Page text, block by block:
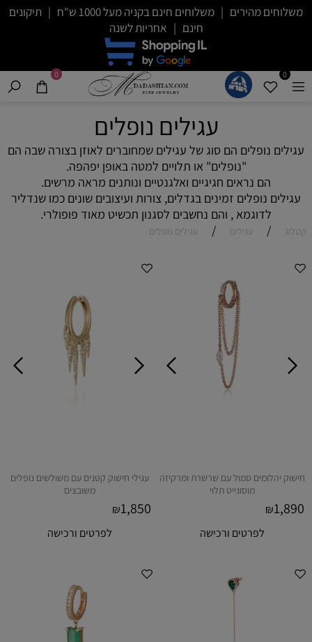
משלוחים מהירים | משלוחים חינם בקניה מעל 1000 ש"ח | תיקונים
חינם | אחריות לשנה
0
0
עגילים נופלים
עגילים נופלים הם סוג של עגילים שמחוברים לאוזן בצורה שבה הם
"נופלים" או תלויים למטה באופן יפהפה.
הם נראים חגיגיים ואלגנטיים ונותנים מראה מרשים.
עגילים נופלים זמינים בגדלים, צורות ועיצובים שונים כמו שנדליר
לדוגמא , והם נחשבים לסגנון תכשיט מאוד פופולרי.
קטלוג / עגילים / עגילים נופלים
חישוק יהלומים סמול עם שרשרת ומרקיזה
מוסונייט תלוי
₪1,890
לפרטים ורכישה
עגילי חישוק קטנים עם משולשים נופלים
משובצים
₪1,850
לפרטים ורכישה